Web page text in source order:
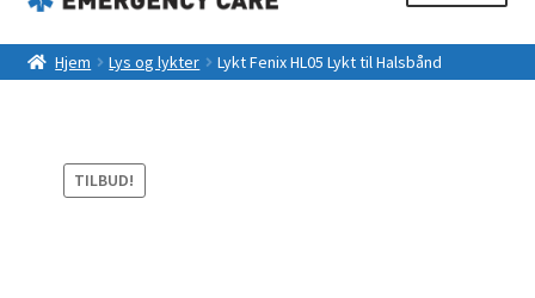
AKUTTSEKKER OG FØRSTEHJELPSBAGER
FØRSTEHJELP
Hjem Lys og lykter Lykt Fenix HL05 Lykt til Halsbånd
TILBUD!